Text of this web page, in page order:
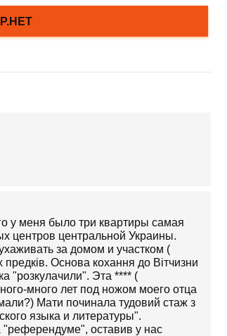
у меня было три квартиры самая
центров центральной Украины.
за домом и участком (
Основа кохання до Вітчизни
"розкулачили". Эта **** (
много лет под ножом моего отца
Мати починала тудовий стаж з
языка и литературы".
оставив у нас